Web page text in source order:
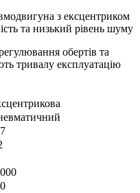
з ексцентриком
та низький рівень шуму
обертів та
тривалу експлуатацію